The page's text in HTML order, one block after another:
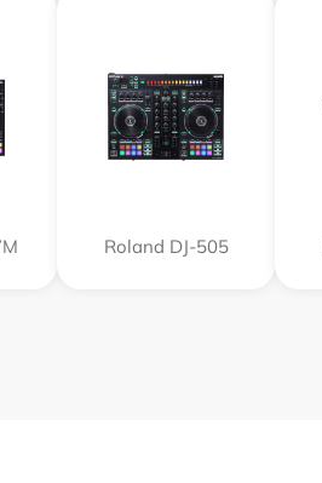
Roland DJ-505